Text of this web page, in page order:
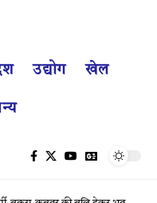
उद्योग खेल